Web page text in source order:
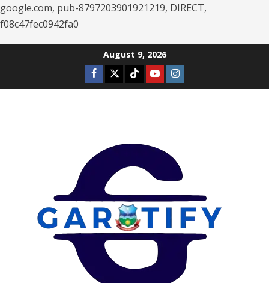
google.com, pub-8797203901921219, DIRECT,
f08c47fec0942fa0
August 9, 2026
Facebook
TwitterTiktokYoutubeInstagram